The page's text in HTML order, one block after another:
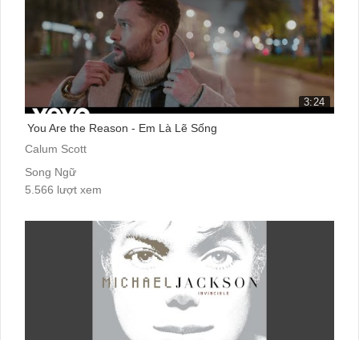
3:24
You Are the Reason - Em Là Lẽ Sống
Calum Scott
Song Ngữ
5.566 lượt xem